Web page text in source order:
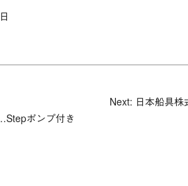
ポンプ付き
Next: 日本船具